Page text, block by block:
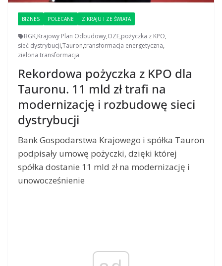
BIZNES POLECANE Z KRAJU I ZE ŚWIATA
BGK,Krajowy Plan Odbudowy,OZE,pożyczka z KPO,
sieć dystrybucji,Tauron,transformacja energetyczna,
zielona transformacja
Rekordowa pożyczka z KPO dla
Tauronu. 11 mld zł trafi na
modernizację i rozbudowę sieci
dystrybucji
Bank Gospodarstwa Krajowego i spółka Tauron
podpisały umowę pożyczki, dzięki której
spółka dostanie 11 mld zł na modernizację i
unowocześnienie